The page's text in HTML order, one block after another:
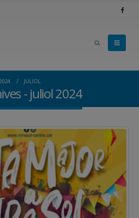
JULIOL
- juliol 2024